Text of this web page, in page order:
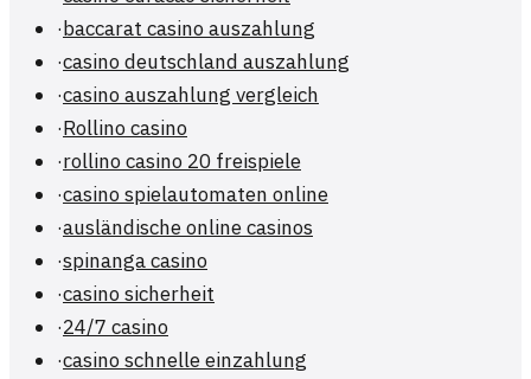
·baccarat casino auszahlung
·casino deutschland auszahlung
·casino auszahlung vergleich
·Rollino casino
·rollino casino 20 freispiele
·casino spielautomaten online
·ausländische online casinos
·spinanga casino
·casino sicherheit
·24/7 casino
·casino schnelle einzahlung